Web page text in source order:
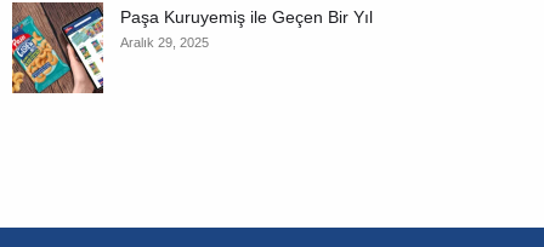
Paşa Kuruyemiş ile Geçen Bir Yıl
Aralık 29, 2025